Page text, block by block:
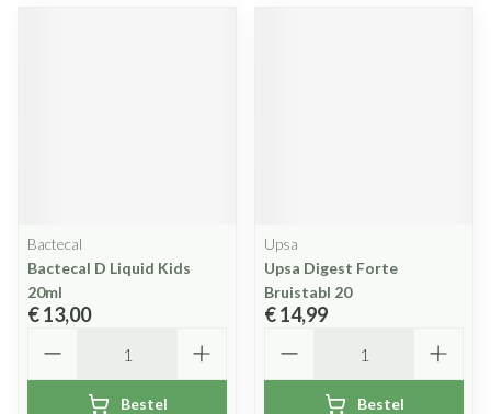
Bactecal
Bactecal D Liquid Kids
20ml
€ 13,00
Bestel
Upsa
Upsa Digest Forte
Bruistabl 20
€ 14,99
Bestel